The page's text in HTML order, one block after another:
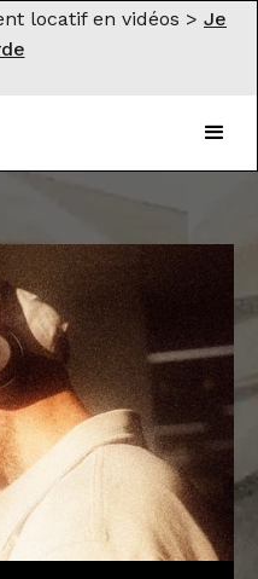
locatif en vidéos > Je